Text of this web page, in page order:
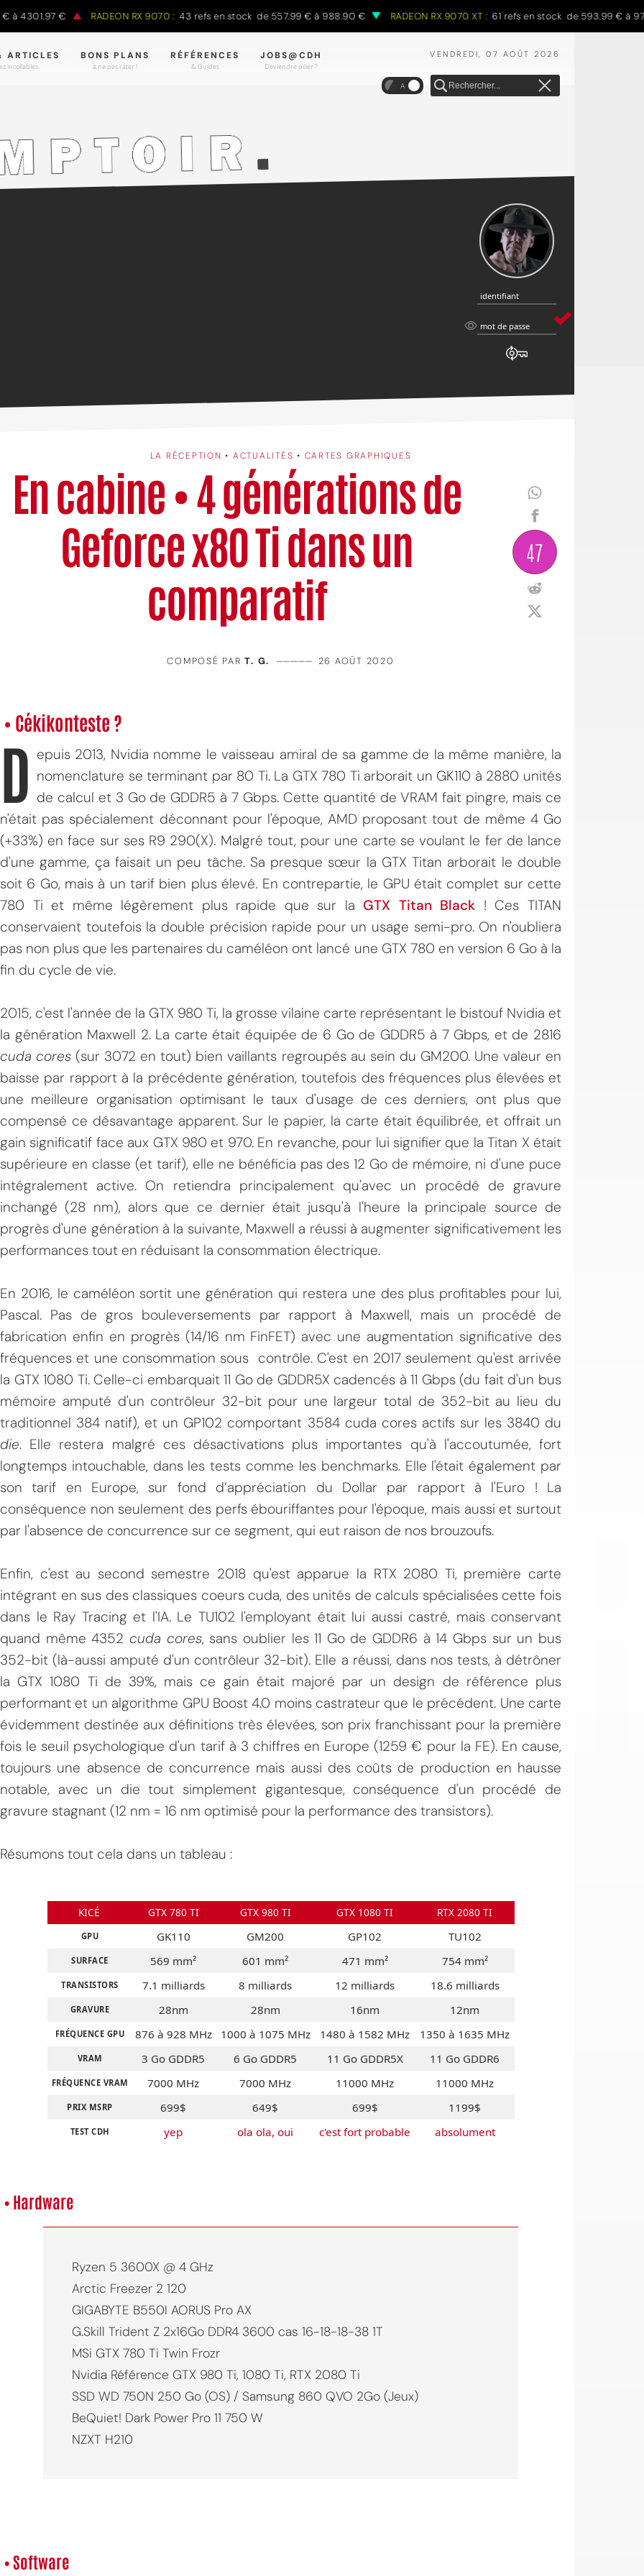
€ RADEON RX 9070 : 43 refs en stock de 557.99 € à 988.90 € RADEON RX 9070 XT : 61 refs en stock de 593.99 € à
VENDREDI, 07 AOÛT 2026
ARTICLES
incollables.
BONS PLANS
à ne pas rater !
RÉFÉRENCES
& Guides
JOBS@CDH
Deviendre pilier ?
A
identifiant
identifiant
mot
mot de passe
LA RÉCEPTION • ACTUALITÉS • CARTES GRAPHIQUES
En cabine • 4 générations de
Geforce x80 Ti dans un
comparatif
47
COMPOSÉ PART. G. ————— 26 AOÛT 2020
• Cékikonteste ?
D epuis 2013, Nvidia nomme le vaisseau amiral de sa gamme de la même manière, la
nomenclature se terminant par 80 Ti. La GTX 780 Ti arborait un GK110 à 2880 unités
de calcul et 3 Go de GDDR5 à 7 Gbps. Cette quantité de VRAM fait pingre, mais ce
n'était pas spécialement déconnant pour l'époque, AMD proposant tout de même 4 Go
(+33%) en face sur ses R9 290(X). Malgré tout, pour une carte se voulant le fer de lance
d'une gamme, ça faisait un peu tâche. Sa presque sœur la GTX Titan arborait le double
soit 6 Go, mais à un tarif bien plus élevé. En contrepartie, le GPU était complet sur cette
780 Ti et même légèrement plus rapide que sur la GTX Titan Black ! Ces TITAN
conservaient toutefois la double précision rapide pour un usage semi-pro. On n'oubliera
pas non plus que les partenaires du caméléon ont lancé une GTX 780 en version 6 Go à la
fin du cycle de vie.
2015, c'est l'année de la GTX 980 Ti, la grosse vilaine carte représentant le bistouf Nvidia et
la génération Maxwell 2. La carte était équipée de 6 Go de GDDR5 à 7 Gbps, et de 2816
cuda cores (sur 3072 en tout) bien vaillants regroupés au sein du GM200. Une valeur en
baisse par rapport à la précédente génération, toutefois des fréquences plus élevées et
une meilleure organisation optimisant le taux d'usage de ces derniers, ont plus que
compensé ce désavantage apparent. Sur le papier, la carte était équilibrée, et offrait un
gain significatif face aux GTX 980 et 970. En revanche, pour lui signifier que la Titan X était
supérieure en classe (et tarif), elle ne bénéficia pas des 12 Go de mémoire, ni d'une puce
intégralement active. On retiendra principalement qu'avec un procédé de gravure
inchangé (28 nm), alors que ce dernier était jusqu'à l'heure la principale source de
progrès d'une génération à la suivante, Maxwell a réussi à augmenter significativement les
performances tout en réduisant la consommation électrique.
En 2016, le caméléon sortit une génération qui restera une des plus profitables pour lui,
Pascal. Pas de gros bouleversements par rapport à Maxwell, mais un procédé de
fabrication enfin en progrès (14/16 nm FinFET) avec une augmentation significative des
fréquences et une consommation sous contrôle. C'est en 2017 seulement qu'est arrivée
la GTX 1080 Ti. Celle-ci embarquait 11 Go de GDDR5X cadencés à 11 Gbps (du fait d'un bus
mémoire amputé d'un contrôleur 32-bit pour une largeur total de 352-bit au lieu du
traditionnel 384 natif), et un GP102 comportant 3584 cuda cores actifs sur les 3840 du
die. Elle restera malgré ces désactivations plus importantes qu'à l'accoutumée, fort
longtemps intouchable, dans les tests comme les benchmarks. Elle l'était également par
son tarif en Europe, sur fond d’appréciation du Dollar par rapport à l'Euro ! La
conséquence non seulement des perfs ébouriffantes pour l'époque, mais aussi et surtout
par l'absence de concurrence sur ce segment, qui eut raison de nos brouzoufs.
Enfin, c'est au second semestre 2018 qu'est apparue la RTX 2080 Ti, première carte
intégrant en sus des classiques coeurs cuda, des unités de calculs spécialisées cette fois
dans le Ray Tracing et l'IA. Le TU102 l'employant était lui aussi castré, mais conservant
quand même 4352 cuda cores, sans oublier les 11 Go de GDDR6 à 14 Gbps sur un bus
352-bit (là-aussi amputé d'un contrôleur 32-bit). Elle a réussi, dans nos tests, à détrôner
la GTX 1080 Ti de 39%, mais ce gain était majoré par un design de référence plus
performant et un algorithme GPU Boost 4.0 moins castrateur que le précédent. Une carte
évidemment destinée aux définitions très élevées, son prix franchissant pour la première
fois le seuil psychologique d'un tarif à 3 chiffres en Europe (1259 € pour la FE). En cause,
toujours une absence de concurrence mais aussi des coûts de production en hausse
notable, avec un die tout simplement gigantesque, conséquence d'un procédé de
gravure stagnant (12 nm = 16 nm optimisé pour la performance des transistors).
Résumons tout cela dans un tableau :
KICÉ GTX 780 TI GTX 980 TI GTX 1080 TI RTX 2080 TI
GPU GK110 GM200 GP102 TU102
SURFACE 569 mm² 601 mm² 471 mm² 754 mm²
TRANSISTORS 7.1 milliards 8 milliards 12 milliards 18.6 milliards
GRAVURE 28nm 28nm 16nm 12nm
FRÉQUENCE GPU 876 à 928 MHz 1000 à 1075 MHz 1480 à 1582 MHz 1350 à 1635 MHz
VRAM 3 Go GDDR5 6 Go GDDR5 11 Go GDDR5X 11 Go GDDR6
FRÉQUENCE VRAM 7000 MHz 7000 MHz 11000 MHz 11000 MHz
PRIX MSRP 699$ 649$ 699$ 1199$
TEST CDH yep ola ola, oui c'est fort probable absolument
• Hardware
Ryzen 5 3600X @ 4 GHz
Arctic Freezer 2 120
GIGABYTE B550I AORUS Pro AX
G.Skill Trident Z 2x16Go DDR4 3600 cas 16-18-18-38 1T
MSi GTX 780 Ti Twin Frozr
Nvidia Référence GTX 980 Ti, 1080 Ti, RTX 2080 Ti
SSD WD 750N 250 Go (OS) / Samsung 860 QVO 2Go (Jeux)
BeQuiet! Dark Power Pro 11 750 W
NZXT H210
• Software